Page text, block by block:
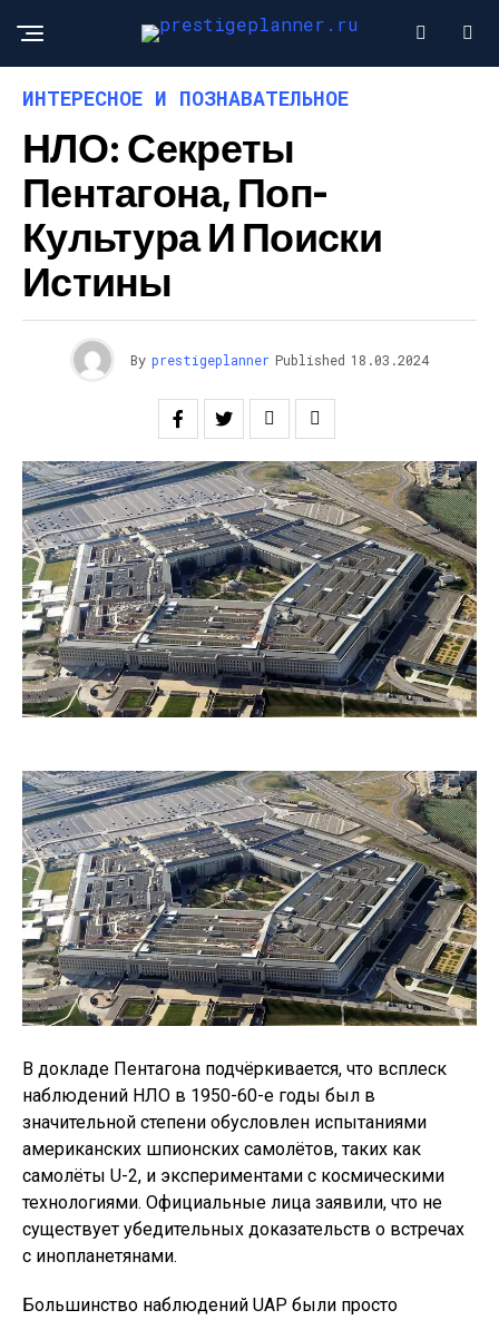
ИНТЕРЕСНОЕ И ПОЗНАВАТЕЛЬНОЕ
НЛО: Секреты
Пентагона, Поп-
Культура И Поиски
Истины
By prestigeplanner Published 18.03.2024
В докладе Пентагона подчёркивается, что всплеск
наблюдений НЛО в 1950-60-е годы был в
значительной степени обусловлен испытаниями
американских шпионских самолётов, таких как
самолёты U-2, и экспериментами с космическими
технологиями. Официальные лица заявили, что не
существует убедительных доказательств о встречах
с инопланетянами.
Большинство наблюдений UAP были просто